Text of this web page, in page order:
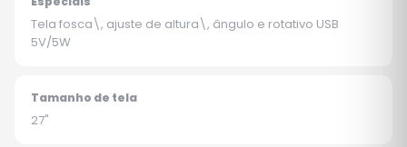
Tela fosca\, ajuste de altura\, ângulo e rotativo USB
5V/5W
Tamanho de tela
27"